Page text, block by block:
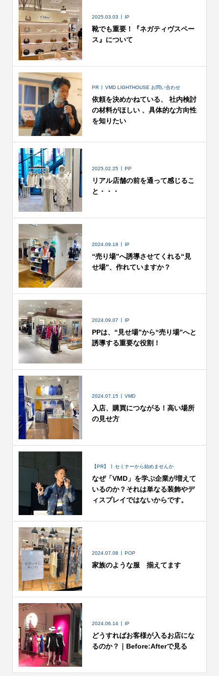
2025.03.03 IP
靴でも重要！『ネガティヴスペー
ス』について
PR VMD LIGHTHOUSE お問い合わせ
依頼を決めかねている、 社内検討
の材料がほしい 、具体的な方向性
を知りたい
2025.02.25 PP
リアル店舗の前を通って感じるこ
と・・・
2024.09.18 IP
“売り場”へ誘導させてくれる“見
せ場”、作れていますか？
2024.09.07 IP
PPは、“見せ場”から“売り場”へと
誘導する重要な役割！
2024.07.15 VMD
入店、購買につながる！高い場所
の見せ方
【PR】 セミナーから始めませんか
なぜ「VMD」を学ぶ企業が増えて
いるのか？それは単なる装飾やデ
ィスプレイではないからです。
2024.07.08 POP
家族のような服 揃えてます
2024.06.14 IP
どうすればお客様が入るお店にな
るのか？｜Before:Afterで見る